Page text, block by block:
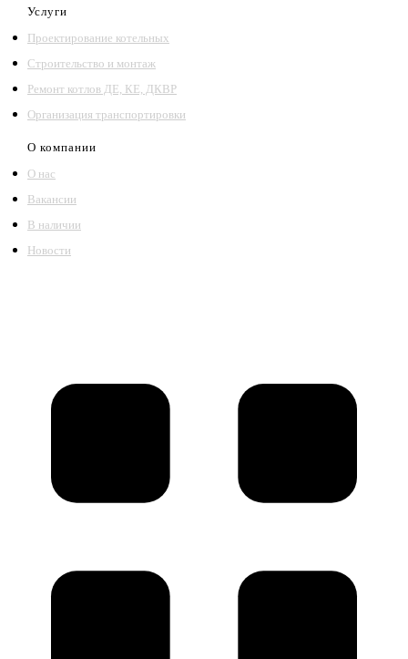
Услуги
Проектирование котельных
Строительство и монтаж
Ремонт котлов ДЕ, КЕ, ДКВР
Организация транспортировки
О компании
О нас
Вакансии
В наличии
Новости